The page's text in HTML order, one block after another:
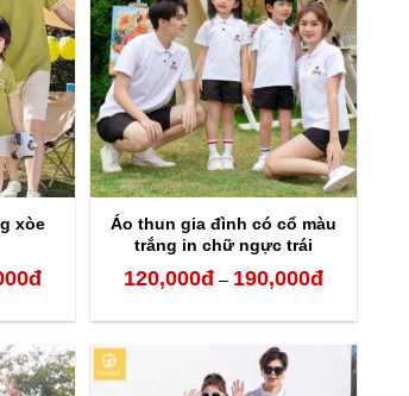
xòe
đKhoảng
từ
120,000đ
Áo thun gia đình có cổ màu
trắng in chữ ngực trái
120,000đ – 190,000đKhoảng